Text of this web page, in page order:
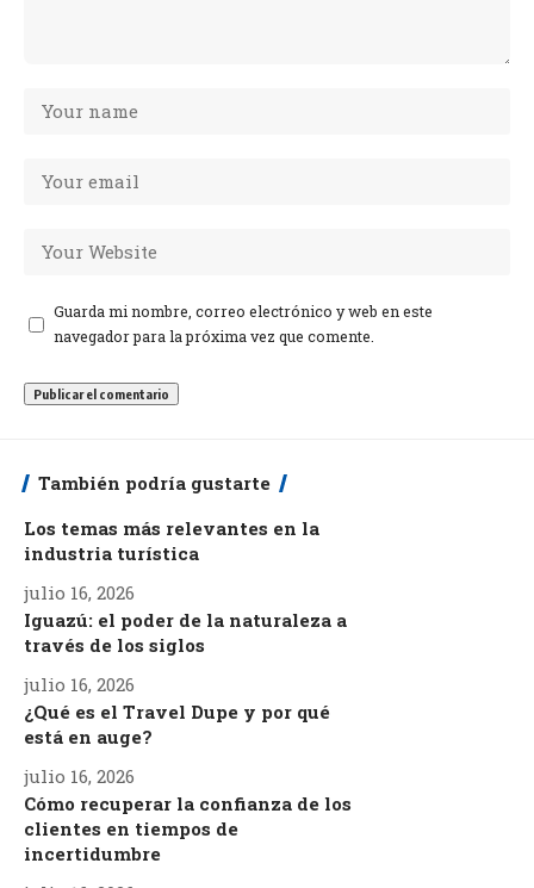
Guarda mi nombre, correo electrónico y web en este
navegador para la próxima vez que comente.
También podría gustarte
Los temas más relevantes en la
industria turística
julio 16, 2026
Iguazú: el poder de la naturaleza a
través de los siglos
julio 16, 2026
¿Qué es el Travel Dupe y por qué
está en auge?
julio 16, 2026
Cómo recuperar la confianza de los
clientes en tiempos de
incertidumbre